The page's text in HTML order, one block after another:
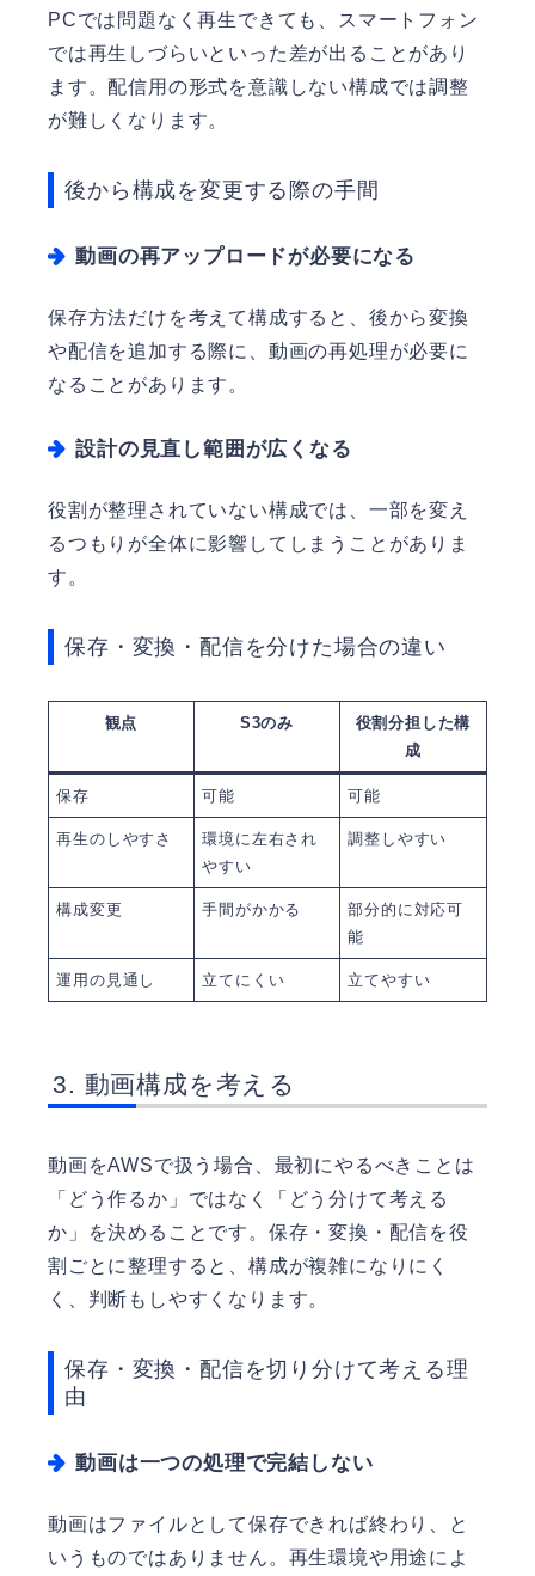
PCでは問題なく再生できても、スマートフォン
では再生しづらいといった差が出ることがあり
ます。配信用の形式を意識しない構成では調整
が難しくなります。
後から構成を変更する際の手間
動画の再アップロードが必要になる
保存方法だけを考えて構成すると、後から変換
や配信を追加する際に、動画の再処理が必要に
なることがあります。
設計の見直し範囲が広くなる
役割が整理されていない構成では、一部を変え
るつもりが全体に影響してしまうことがありま
す。
保存・変換・配信を分けた場合の違い
観点 S3のみ
役割分担した構
成
保存 可能 可能
再生のしやすさ
環境に左右され
やすい
調整しやすい
構成変更 手間がかかる
部分的に対応可
能
運用の見通し 立てにくい 立てやすい
動画構成を考える
動画をAWSで扱う場合、最初にやるべきことは
「どう作るか」ではなく「どう分けて考える
か」を決めることです。保存・変換・配信を役
割ごとに整理すると、構成が複雑になりにく
く、判断もしやすくなります。
保存・変換・配信を切り分けて考える理
由
動画は一つの処理で完結しない
動画はファイルとして保存できれば終わり、と
いうものではありません。再生環境や用途によ